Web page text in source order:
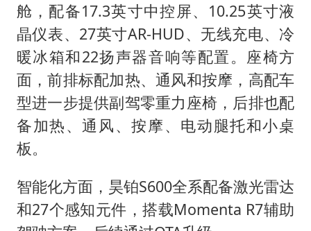
舱，配备17.3英寸中控屏、10.25英寸液
晶仪表、27英寸AR-HUD、无线充电、冷
暖冰箱和22扬声器音响等配置。座椅方
面，前排标配加热、通风和按摩，高配车
型进一步提供副驾零重力座椅，后排也配
备加热、通风、按摩、电动腿托和小桌
板。
智能化方面，昊铂S600全系配备激光雷达
和27个感知元件，搭载Momenta R7辅助